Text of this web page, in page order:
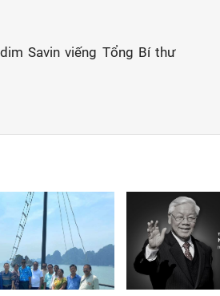
Savin viếng Tổng Bí thư